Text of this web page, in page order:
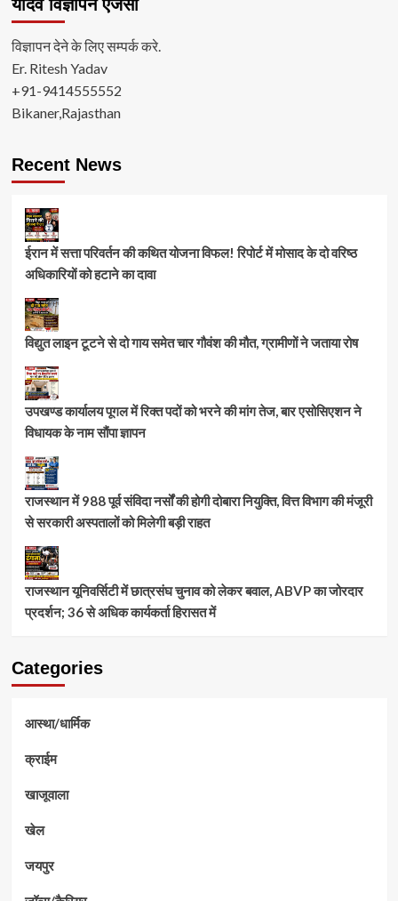
यादव विज्ञापन ऐजंसी
विज्ञापन देने के लिए सम्पर्क करे.
Er. Ritesh Yadav
+91-9414555552
Bikaner,Rajasthan
Recent News
ईरान में सत्ता परिवर्तन की कथित योजना विफल! रिपोर्ट में मोसाद के दो वरिष्ठ
अधिकारियों को हटाने का दावा
विद्युत लाइन टूटने से दो गाय समेत चार गौवंश की मौत, ग्रामीणों ने जताया रोष
उपखण्ड कार्यालय पूगल में रिक्त पदों को भरने की मांग तेज, बार एसोसिएशन ने
विधायक के नाम सौंपा ज्ञापन
राजस्थान में 988 पूर्व संविदा नर्सों की होगी दोबारा नियुक्ति, वित्त विभाग की मंजूरी
से सरकारी अस्पतालों को मिलेगी बड़ी राहत
राजस्थान यूनिवर्सिटी में छात्रसंघ चुनाव को लेकर बवाल, ABVP का जोरदार
प्रदर्शन; 36 से अधिक कार्यकर्ता हिरासत में
Categories
आस्था/धार्मिक
क्राईम
खाजूवाला
खेल
जयपुर